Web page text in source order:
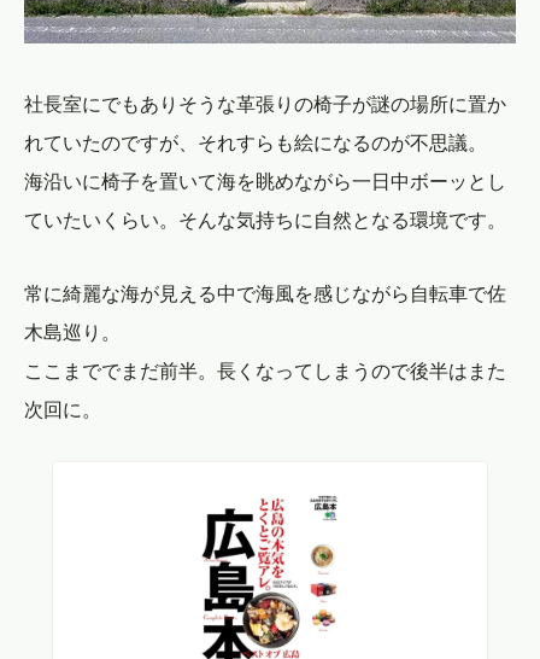
社長室にでもありそうな革張りの椅子が謎の場所に置か
れていたのですが、それすらも絵になるのが不思議。
海沿いに椅子を置いて海を眺めながら一日中ボーッとし
ていたいくらい。そんな気持ちに自然となる環境です。
常に綺麗な海が見える中で海風を感じながら自転車で佐
木島巡り。
ここまででまだ前半。長くなってしまうので後半はまた
次回に。